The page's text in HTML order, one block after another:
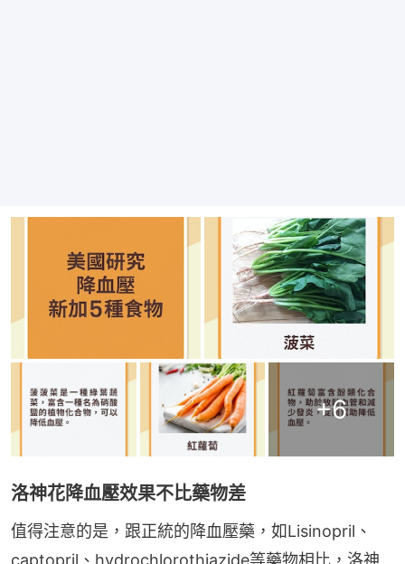
+6
洛神花降血壓效果不比藥物差
值得注意的是，跟正統的降血壓藥，如Lisinopril、